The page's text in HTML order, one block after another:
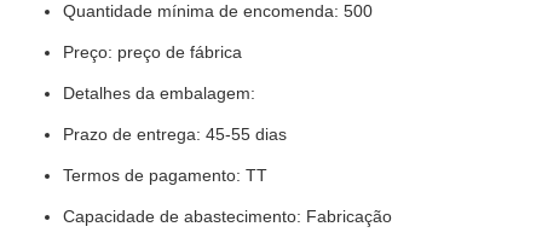
Quantidade mínima de encomenda: 500
Preço: preço de fábrica
Detalhes da embalagem:
Prazo de entrega: 45-55 dias
Termos de pagamento: TT
Capacidade de abastecimento: Fabricação